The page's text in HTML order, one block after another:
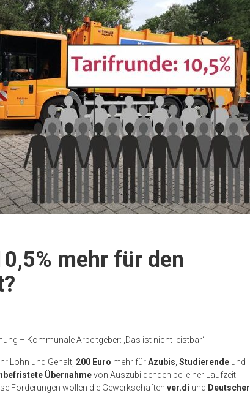
mehr für den
– Kommunale Arbeitgeber: ‚Das ist nicht leistbar‘
Lohn und Gehalt, 200 Euro mehr fürAzubis Studierende und
Übernahmevon Auszubildenden bei einer Laufzeit
Forderungen wollen die Gewerkschaften ver.di und Deutscher